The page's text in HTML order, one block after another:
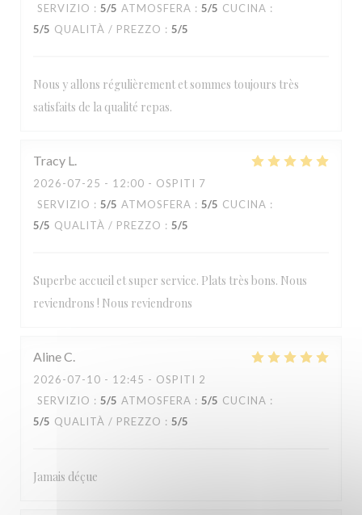
SERVIZIO : 5/5 ATMOSFERA : 5/5 CUCINA :
5/5 QUALITÀ / PREZZO : 5/5
Nous y allons régulièrement et sommes toujours très
satisfaits de la qualité repas.
Tracy L
2026-07-25 - 12:00 - OSPITI 7
SERVIZIO : 5/5 ATMOSFERA : 5/5 CUCINA :
5/5 QUALITÀ / PREZZO : 5/5
Superbe accueil et super service. Plats très bons. Nous
reviendrons ! Nous reviendrons
AlineC
2026-07-10 - 12:45 - OSPITI 2
SERVIZIO : 5/5 ATMOSFERA : 5/5 CUCINA :
5/5 QUALITÀ / PREZZO : 5/5
Jamais déçue